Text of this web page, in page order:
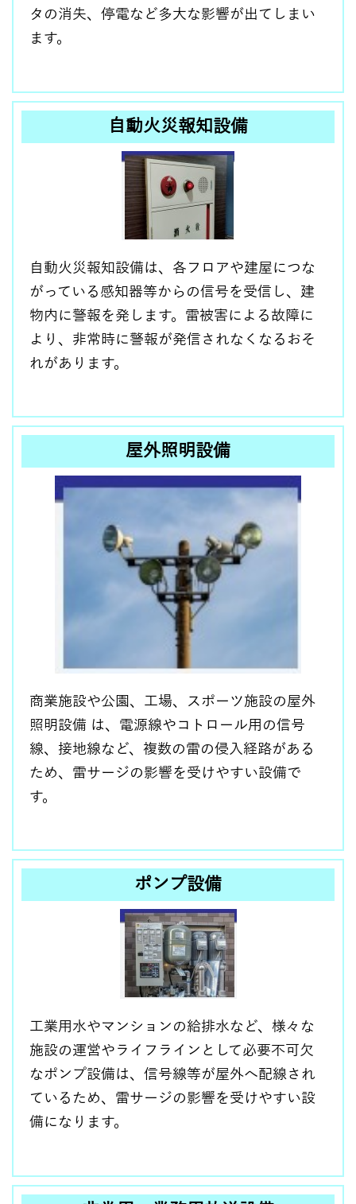
タの消失、停電など多大な影響が出てしまい
ます。
自動火災報知設備
自動火災報知設備は、各フロアや建屋につな
がっている感知器等からの信号を受信し、建
物内に警報を発します。雷被害による故障に
より、非常時に警報が発信されなくなるおそ
れがあります。
屋外照明設備
商業施設や公園、工場、スポーツ施設の屋外
照明設備 は、電源線やコトロール用の信号
線、接地線など、複数の雷の侵入経路がある
ため、雷サージの影響を受けやすい設備で
す。
ポンプ設備
工業用水やマンションの給排水など、様々な
施設の運営やライフラインとして必要不可欠
なポンプ設備は、信号線等が屋外へ配線され
ているため、雷サージの影響を受けやすい設
備になります。